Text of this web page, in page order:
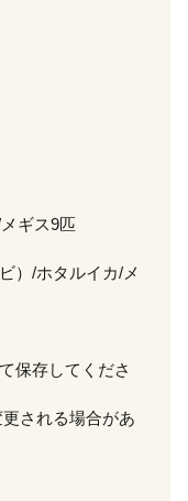
ギス9匹
）/ホタルイカ/メ
保存してくださ
される場合があ